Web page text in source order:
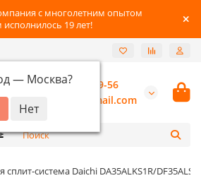
с многолетним опытом
19 лет!
— Москва?
+7 (800) 777-89-56
burannsk@gmail.com
система Daichi DA35ALKS1R/